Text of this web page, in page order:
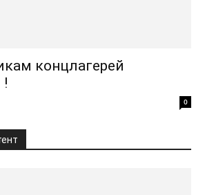
концлагерей
!
0